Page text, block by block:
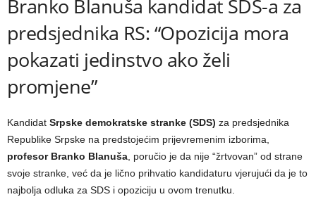
Branko Blanuša kandidat SDS-a za
predsjednika RS: “Opozicija mora
pokazati jedinstvo ako želi
promjene”
Kandidat Srpske demokratske stranke (SDS) za predsjednika
Republike Srpske na predstojećim prijevremenim izborima,
profesor Branko Blanuša, poručio je da nije “žrtvovan” od strane
svoje stranke, već da je lično prihvatio kandidaturu vjerujući da je to
najbolja odluka za SDS i opoziciju u ovom trenutku.